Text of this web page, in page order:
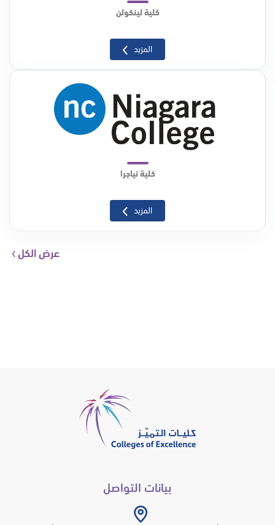
كلية لينكولن
المزيد
كلية نياجرا
المزيد
عرض الكل
بيانات التواصل